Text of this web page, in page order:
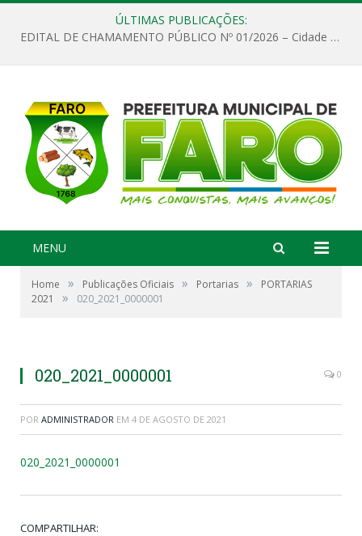
ÚLTIMAS PUBLICAÇÕES:
EDITAL DE CHAMAMENTO PÚBLICO Nº 01/2026 – Cidade de Faro
MENU
Home » Publicações Oficiais » Portarias »
PORTARIAS
2021
» 020_2021_0000001
020_2021_0000001 0
POR ADMINISTRADOR EM 4 DE AGOSTO DE 2021
020_2021_0000001
COMPARTILHAR: